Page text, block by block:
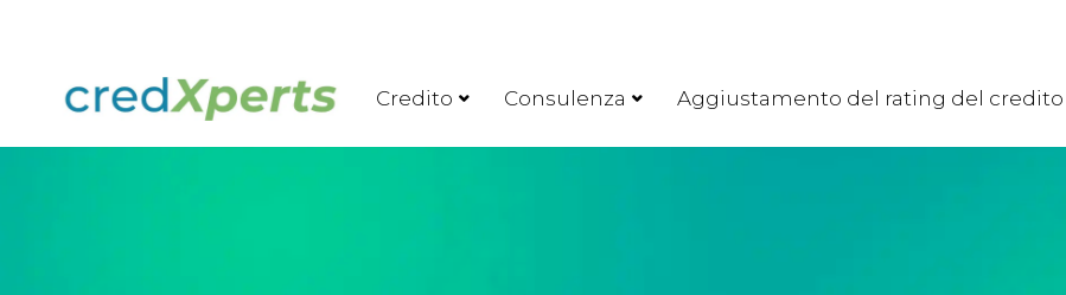
Credito Consulenza Aggiustamento del rating del credito